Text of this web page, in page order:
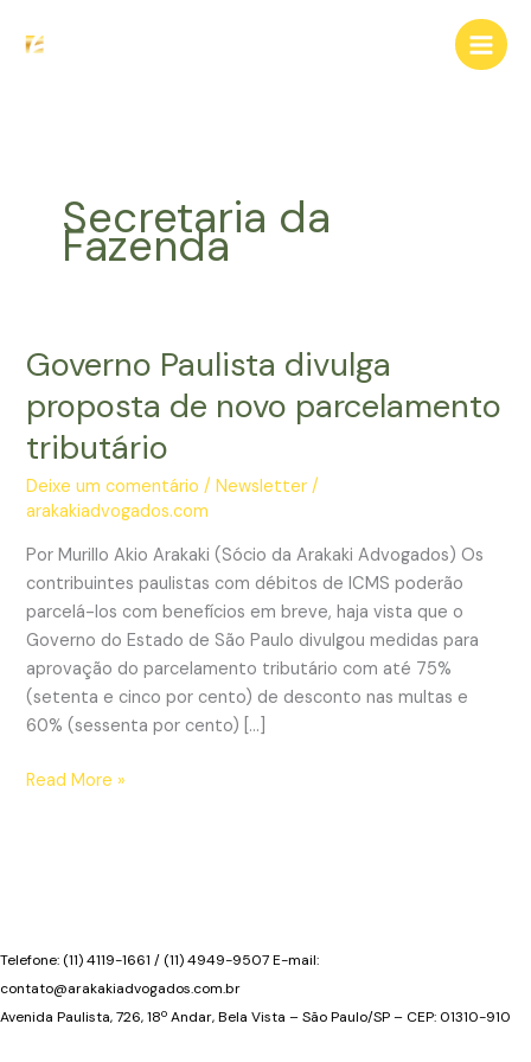
para
Secretaria da
Fazenda
Governo Paulista divulga
proposta de novo parcelamento
tributário
Deixe um comentário /Newsletter /
arakakiadvogados.com
Por Murillo Akio Arakaki (Sócio da Arakaki Advogados) Os
contribuintes paulistas com débitos de ICMS poderão
parcelá-los com benefícios em breve, haja vista que o
Governo do Estado de São Paulo divulgou medidas para
aprovação do parcelamento tributário com até 75%
(setenta e cinco por cento) de desconto nas multas e
60% (sessenta por cento) […]
Governo
parcelamento
Read More »
Telefone: (11) 4119-1661 / (11) 4949-9507 E-mail:
contato@arakakiadvogados.com.br
Avenida Paulista, 726, 18º Andar, Bela Vista – São Paulo/SP – CEP: 01310-910